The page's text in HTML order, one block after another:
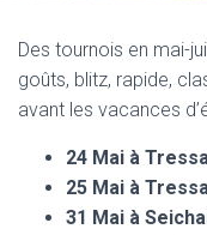
Des tournois en mai-
goûts, blitz, rapide,
avant les vacances
24 Mai à
25 Mai à
31 Mai à